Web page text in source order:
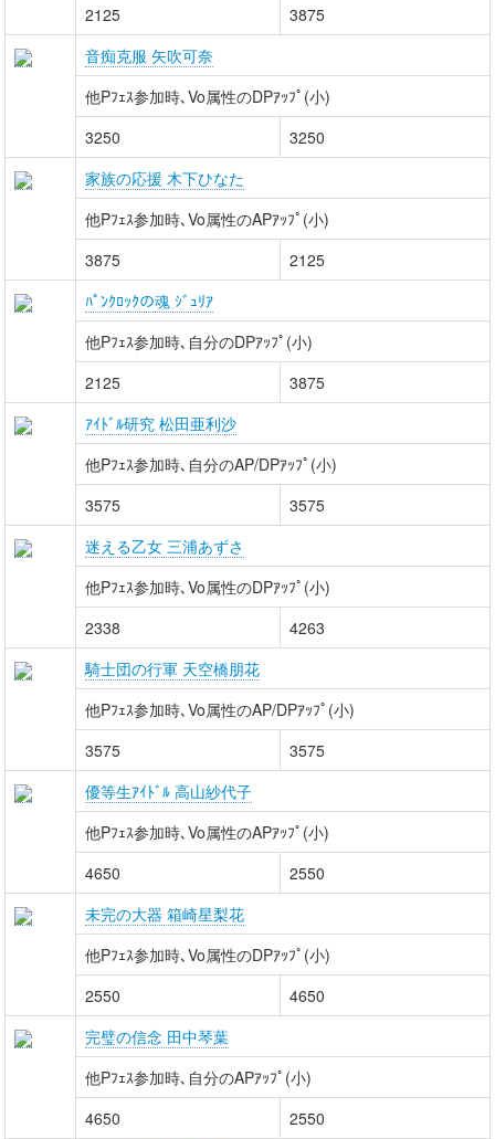
2125
3875
音痴克服 矢吹可奈
他Pﾌｪｽ参加時､Vo属性のDPｱｯﾌﾟ(小)
3250
3250
家族の応援 木下ひなた
他Pﾌｪｽ参加時､Vo属性のAPｱｯﾌﾟ(小)
3875
2125
ﾊﾟﾝｸﾛｯｸの魂 ｼﾞｭﾘｱ
他Pﾌｪｽ参加時､自分のDPｱｯﾌﾟ(小)
2125
3875
ｱｲﾄﾞﾙ研究 松田亜利沙
他Pﾌｪｽ参加時､自分のAP/DPｱｯﾌﾟ(小)
3575
3575
迷える乙女 三浦あずさ
他Pﾌｪｽ参加時､Vo属性のDPｱｯﾌﾟ(小)
2338
4263
騎士団の行軍 天空橋朋花
他Pﾌｪｽ参加時､Vo属性のAP/DPｱｯﾌﾟ(小)
3575
3575
優等生ｱｲﾄﾞﾙ 高山紗代子
他Pﾌｪｽ参加時､Vo属性のAPｱｯﾌﾟ(小)
4650
2550
未完の大器 箱崎星梨花
他Pﾌｪｽ参加時､Vo属性のDPｱｯﾌﾟ(小)
2550
4650
完璧の信念 田中琴葉
他Pﾌｪｽ参加時､自分のAPｱｯﾌﾟ(小)
4650
2550